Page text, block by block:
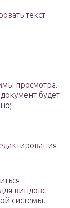
текст
просмотра.
будет
виндовс
системы.